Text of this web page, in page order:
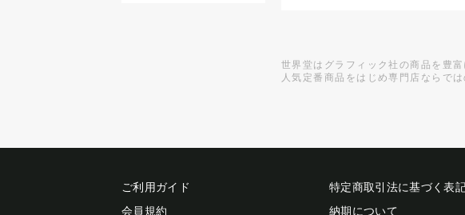
世界堂はグラフィック社の商品を豊
人気定番商品をはじめ専門店ならでは
ご利用ガイド
会員規約
特定商取引法に基づく表
納期について